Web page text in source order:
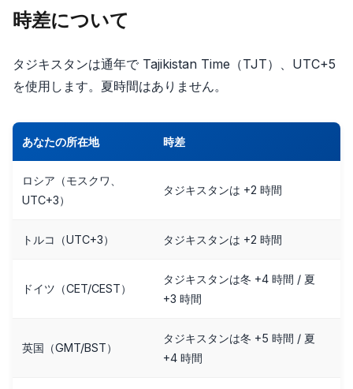
時差について
タジキスタンは通年で Tajikistan Time（TJT）、UTC+5
を使用します。夏時間はありません。
あなたの所在地 時差
ロシア（モスクワ、
UTC+3）
タジキスタンは +2 時間
トルコ（UTC+3） タジキスタンは +2 時間
ドイツ（CET/CEST）
タジキスタンは冬 +4 時間 / 夏
+3 時間
英国（GMT/BST）
タジキスタンは冬 +5 時間 / 夏
+4 時間